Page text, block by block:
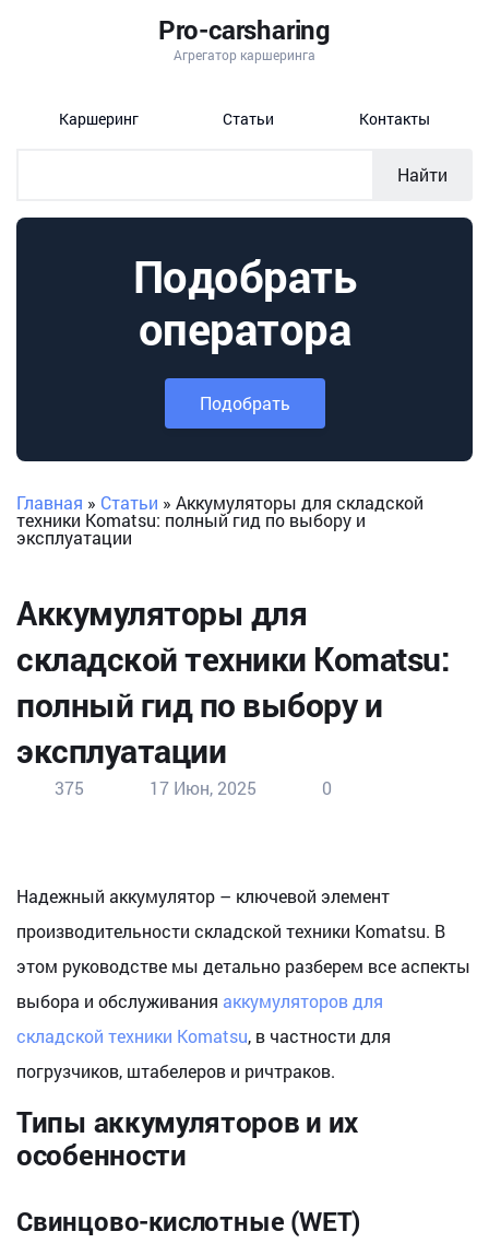
Pro-carsharing
Агрегатор каршеринга
Каршеринг Статьи Контакты
Найти
Подобрать
оператора
Подобрать
Главная » Статьи » Аккумуляторы для складской
техники Komatsu: полный гид по выбору и
эксплуатации
Аккумуляторы для
складской техники Komatsu:
полный гид по выбору и
эксплуатации
375 17 Июн, 2025 0
Надежный аккумулятор – ключевой элемент
производительности складской техники Komatsu. В
этом руководстве мы детально разберем все аспекты
выбора и обслуживания аккумуляторов для
складской техники Komatsu, в частности для
погрузчиков, штабелеров и ричтраков.
Типы аккумуляторов и их
особенности
Свинцово-кислотные (WET)